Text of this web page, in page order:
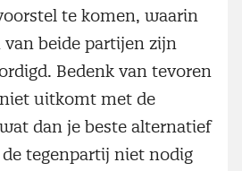
te komen, waarin
van beide partijen zijn
Bedenk van tevoren
uitkomt met de
dan je beste alternatief
tegenpartij niet nodig